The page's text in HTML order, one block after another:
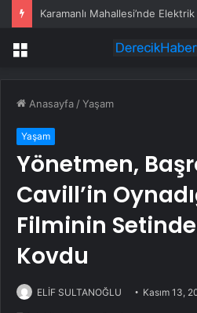
Menü
Anasayfa /Yaşam
Yaşam
Yönetmen,
Cavill’in
Filminin
Kovdu
ELİF SULTANOĞLU Kasım 13,